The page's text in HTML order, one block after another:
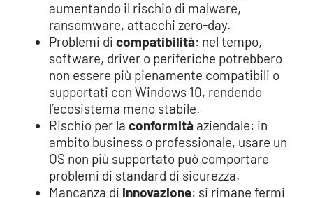
aumentando il rischio di malware,
ransomware, attacchi zero-day.
Problemi di compatibilità: nel tempo,
software, driver o periferiche potrebbero
non essere più pienamente compatibili o
supportati con Windows 10, rendendo
l’ecosistema meno stabile.
Rischio per la conformità aziendale: in
ambito business o professionale, usare un
OS non più supportato può comportare
problemi di standard di sicurezza.
Mancanza di innovazione: si rimane fermi